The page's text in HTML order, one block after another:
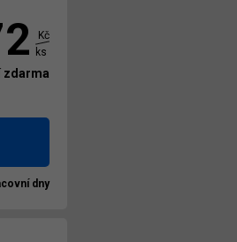
Kč
ks
zdarma
dny